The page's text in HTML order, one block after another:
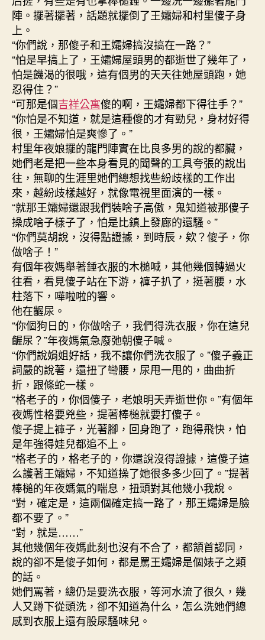
陣。擺著擺著，話題就擺倒了王孀婦和村里傻子身
上。
“你們說，那傻子和王孀婦搞沒搞在一路？”
“怕是早搞上了，王孀婦屋頭男的都逝世了幾年了，
怕是饑渴的很哦，這有個男的天天往她屋頭跑，她
忍得住？”
“可那是個吉祥公寓傻的啊，王孀婦都下得往手？”
“你怕是不知道，就是這種傻的才有勁兒，身材好得
很，王孀婦怕是爽慘了。”
村里年夜娘擺的龍門陣實在比良多男的說的都臟，
她們老是把一些本身看見的聞聲的工具夸張的說出
往，無聊的生涯里她們總想找些紛歧樣的工作出
來，越紛歧樣越好，就像電視里面演的一樣。
“就那王孀婦還跟我們裝啥子高傲，鬼知道被那傻子
操成啥子樣子了，怕是比鎮上發廊的還騷。”
“你們莫胡說，沒得點證據，到時辰，欸？傻子，你
做啥子！”
有個年夜媽舉著錘衣服的木槌喊，其他幾個轉過火
往看，看見傻子站在下游，褲子扒了，挺著腰，水
柱落下，嘩啦啦的響。
他在齷尿。
“你個狗日的，你做啥子，我們得洗衣服，你在這兒
齷尿？”年夜媽氣急廢弛朝傻子喊。
“你們說娟姐好話，我不讓你們洗衣服了。”傻子義正
詞嚴的說著，還扭了彎腰，尿甩一甩的，曲曲折
折，跟條蛇一樣。
“格老子的，你個傻子，老娘明天弄逝世你。”有個年
夜媽性格要兇些，提著棒槌就要打傻子。
傻子提上褲子，光著腳，回身跑了，跑得飛快，怕
是年強得娃兒都追不上。
“格老子的，格老子的，你還說沒得證據，這傻子這
么護著王孀婦，不知道操了她很多多少回了。”提著
棒槌的年夜媽氣的喘息，扭頭對其他幾小我說。
“對，確定是，這兩個確定搞一路了，那王孀婦是臉
都不要了。”
“對，就是……”
其他幾個年夜媽此刻也沒有不合了，都頷首認同，
說的卻不是傻子如何，都是罵王孀婦是個婊子之類
的話。
她們罵著，總仍是要洗衣服，等河水流了很久，幾
人又蹲下從頭洗，卻不知道為什么，怎么洗她們總
感到衣服上還有股尿騷味兒。